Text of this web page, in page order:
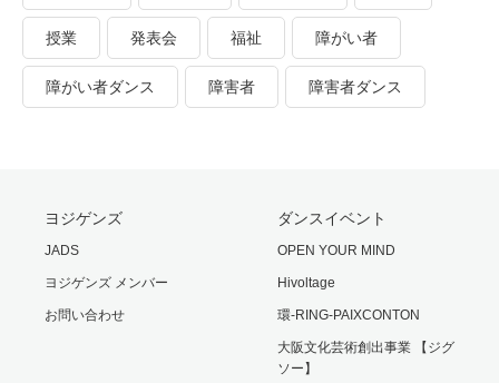
授業 発表会 福祉 障がい者
障がい者ダンス 障害者 障害者ダンス
ヨジゲンズ
JADS
ヨジゲンズ メンバー
お問い合わせ
ダンスイベント
OPEN YOUR MIND
Hivoltage
環-RING-PAIXCONTON
大阪文化芸術創出事業 【ジグ
ソー】